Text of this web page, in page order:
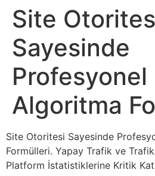
Site
Sayesinde
Profesyonel
Algoritma
Site Otoritesi Sayesinde
Formülleri. Yapay Trafik ve Trafik
Platform İstatistiklerine Kritik